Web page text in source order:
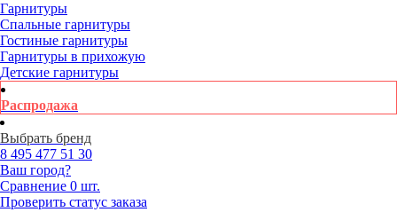
Гарнитуры
Спальные гарнитуры
Гостиные гарнитуры
Гарнитуры в прихожую
Детские гарнитуры
Распродажа
Выбрать бренд
8 495 477 51 30
Ваш город?
Сравнение 0 шт.
Проверить статус заказа